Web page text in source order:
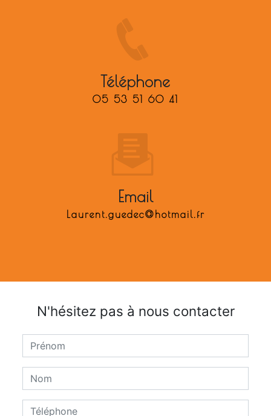
Téléphone
05 53 51 60 41
Email
laurent.guedec@hotmail.fr
N'hésitez pas à nous contacter